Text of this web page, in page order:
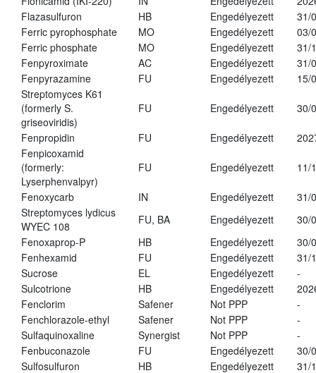
Flazasulfuron
HB Engedélyezett
31/
Ferric pyrophosphate
MO Engedélyezett
03/
Ferric phosphate
MO Engedélyezett
31/
Fenpyroximate
AC Engedélyezett
31/
Fenpyrazamine
FU Engedélyezett
15/
Streptomyces K61
(formerly S.
griseoviridis)
FU Engedélyezett 30/
Fenpropidin FU Engedélyezett
Fenpicoxamid
(formerly:
Lyserphenvalpyr)
FU Engedélyezett 11/
Fenoxycarb IN Engedélyezett
31/
Streptomyces lydicus
WYEC 108
FU, BA Engedélyezett
30/
Fenoxaprop-P
HB Engedélyezett
30/
Fenhexamid
FU Engedélyezett
31/
Sucrose
EL Engedélyezett
-
Sulcotrione
HB Engedélyezett
Fenclorim
Safener Not PPP
-
Fenchlorazole-ethyl
Safener Not PPP
-
Sulfaquinoxaline
Synergist Not PPP
-
Fenbuconazole
FU Engedélyezett
30/
Sulfosulfuron
HB Engedélyezett 31/